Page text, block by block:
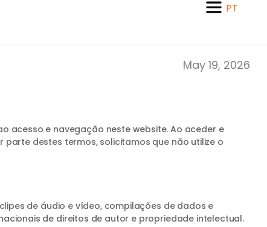
PT
May 19, 2026
acesso e navegação neste website. Ao aceder e
destes termos, solicitamos que não utilize o
de áudio e vídeo, compilações de dados e
de direitos de autor e propriedade intelectual.